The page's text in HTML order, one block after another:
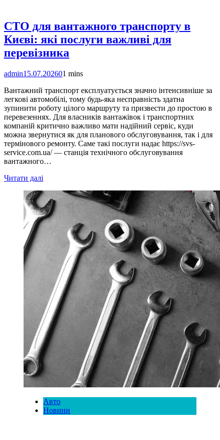
СТО для вантажного транспорту в
Києві: які послуги важливі для
перевізника
admin15.07.202601 mins
Вантажний транспорт експлуатується значно інтенсивніше за
легкові автомобілі, тому будь-яка несправність здатна
зупинити роботу цілого маршруту та призвести до простою в
перевезеннях. Для власників вантажівок і транспортних
компаній критично важливо мати надійний сервіс, куди
можна звернутися як для планового обслуговування, так і для
термінового ремонту. Саме такі послуги надає https://svs-
service.com.ua/ — станція технічного обслуговування
вантажного…
Читати далі
Авто
Новини